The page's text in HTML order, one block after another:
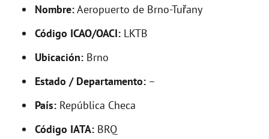
d
e
o
Nombre:Aeropuerto de Brno-Tuřany
Código ICAO/OACI: LKTB
Ubicación: Brno
Estado / Departamento: –
País: República Checa
Código IATA: BRQ